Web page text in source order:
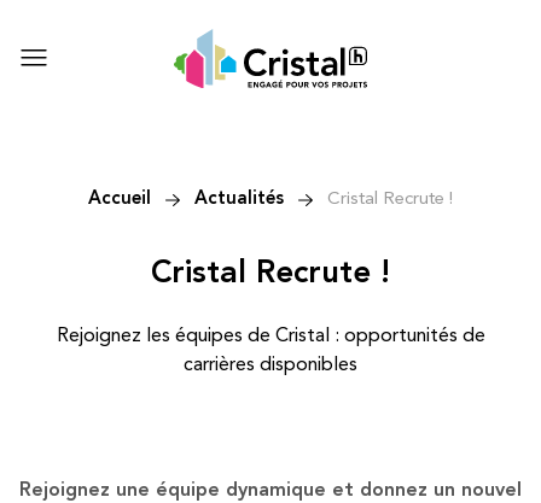
Accueil Actualités Cristal Recrute !
Cristal Recrute !
Rejoignez les équipes de Cristal : opportunités de
carrières disponibles
Rejoignez une équipe dynamique et donnez un nouvel